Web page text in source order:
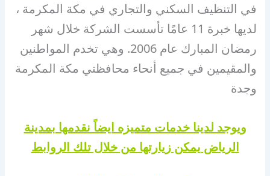
في التنظيف السكني والتجاري في مكة المكرمة ،
لديها خبرة 11 عامًا تأسست الشركة خلال شهر
رمضان المبارك عام 2006. وهي تخدم المواطنين
والمقيمين في جميع أنحاء محافظتي مكة المكرمة
وجدة
ويوجد لدينا خدمات متميزه ايضاً نقدمها بمدينة
الرياض يمكن زيارتها من خلال تلك الروابط